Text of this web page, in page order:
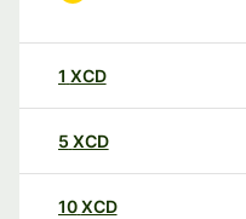
1 XCD
5 XCD
10XCD